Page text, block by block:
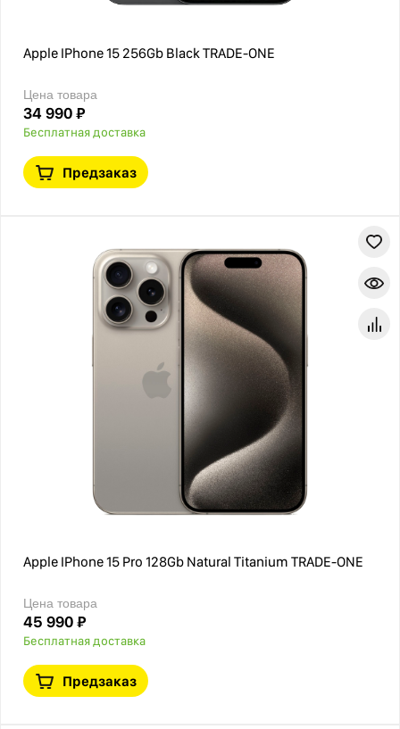
Apple IPhone 15 256Gb Black TRADE-ONE
Цена товара
34 990 ₽
Бесплатная доставка
Предзаказ
Apple IPhone 15 Pro 128Gb Natural Titanium TRADE-ONE
Цена товара
45 990 ₽
Бесплатная доставка
Предзаказ